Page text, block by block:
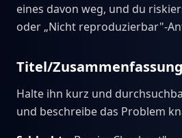
eines davon weg, und du
oder „Nicht reproduzierbar"-
Titel/Zusammenfassung
Halte ihn kurz und
und beschreibe das Problem